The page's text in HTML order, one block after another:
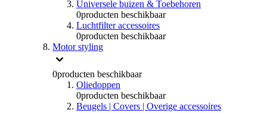
Universele buizen & Toebehoren
0producten beschikbaar
Luchtfilter accessoires
0producten beschikbaar
Motor styling
0producten beschikbaar
Oliedoppen
0producten beschikbaar
Beugels | Covers | Overige accessoires